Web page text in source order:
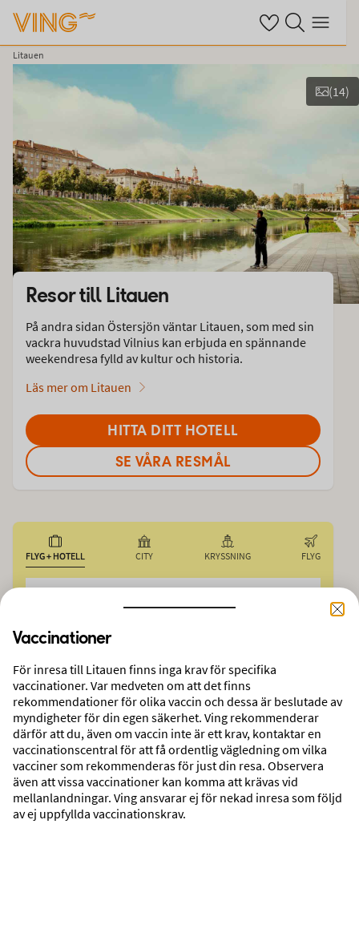
Se dina sparade
Sök på ving.se
Meny
Litauen
Se bilder
(14)
Resor till Litauen
På andra sidan Östersjön väntar Litauen, som med sin
vackra huvudstad Vilnius kan erbjuda en spännande
weekendresa fylld av kultur och historia.
Läs mer om Litauen
HITTA DITT HOTELL
SE VÅRA RESMÅL
FLYG + HOTELL CITY KRYSSNING FLYG
Stockholm-Arlanda
Vilnius, Litauen
DATUM
2026-09-07 2026-09-10
2 vuxna
SÖK
Vaccinationer
För inresa till Litauen finns inga krav för specifika
vaccinationer. Var medveten om att det finns
rekommendationer för olika vaccin och dessa är beslutade av
myndigheter för din egen säkerhet. Ving rekommenderar
därför att du, även om vaccin inte är ett krav, kontaktar en
vaccinationscentral för att få ordentlig vägledning om vilka
vacciner som rekommenderas för just din resa. Observera
även att vissa vaccinationer kan komma att krävas vid
mellanlandningar. Ving ansvarar ej för nekad inresa som följd
av ej uppfyllda vaccinationskrav.